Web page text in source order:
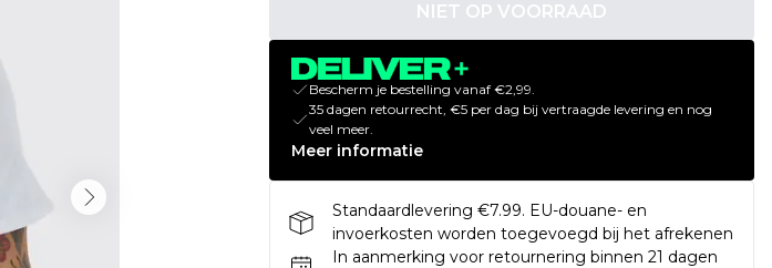
NIET OP VOORRAAD
Bescherm je bestelling vanaf €2,99.
35 dagen retourrecht, €5 per dag bij vertraagde levering en nog
veel meer.
Meer informatie
Standaardlevering €7.99. EU-douane- en
invoerkosten worden toegevoegd bij het afrekenen
In aanmerking voor retournering binnen 21 dagen